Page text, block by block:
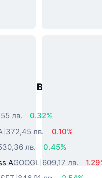
активи от
лв.
0.32%
372,45 лв.
0.10%
лв.
0.45%
AGOOGL 609,17 лв.